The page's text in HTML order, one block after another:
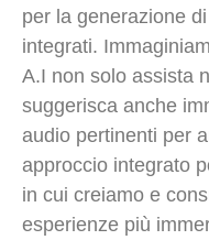
per la generazione
integrati.
A.I non solo assista
suggerisca anche
audio pertinenti per
approccio integrato
in cui creiamo e
esperienze più